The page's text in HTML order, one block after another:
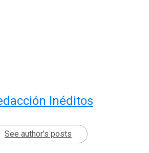
Inéditos
See author's posts